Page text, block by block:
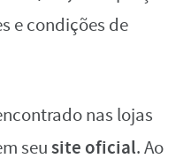
e condições de
nas lojas
seusite oficial. Ao